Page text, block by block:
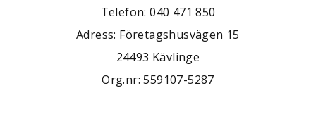
Telefon: 040 471 850
Adress: Företagshusvägen 15
24493 Kävlinge
Org.nr: 559107-5287